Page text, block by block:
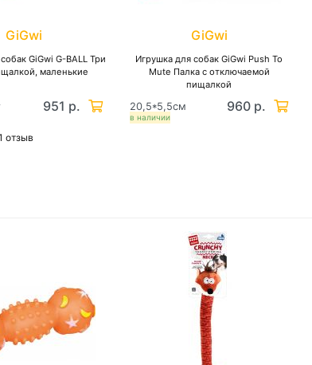
GiGwi
GiGwi G-BALL Три
маленькие
951 р.
отзыв
GiGwi
Игрушка для собак GiGwi Push To
Mute Палка с отключаемой
пищалкой
в наличии
20,5*5,5см 960 р.